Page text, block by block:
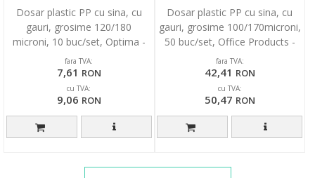
Dosar plastic PP cu sina, cu
gauri, grosime 120/180
microni, 10 buc/set, Optima -
gri
fara TVA:
7,61 RON
cu TVA:
9,06 RON
Dosar plastic PP cu sina, cu
gauri, grosime 100/170microni,
50 buc/set, Office Products -
violet
fara TVA:
42,41 RON
cu TVA:
50,47 RON